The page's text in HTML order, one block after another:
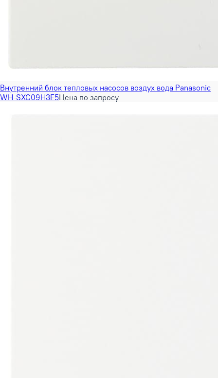
Внутренний блок тепловых насосов воздух вода Panasonic
WH-SXC09H3E5Цена по запросу